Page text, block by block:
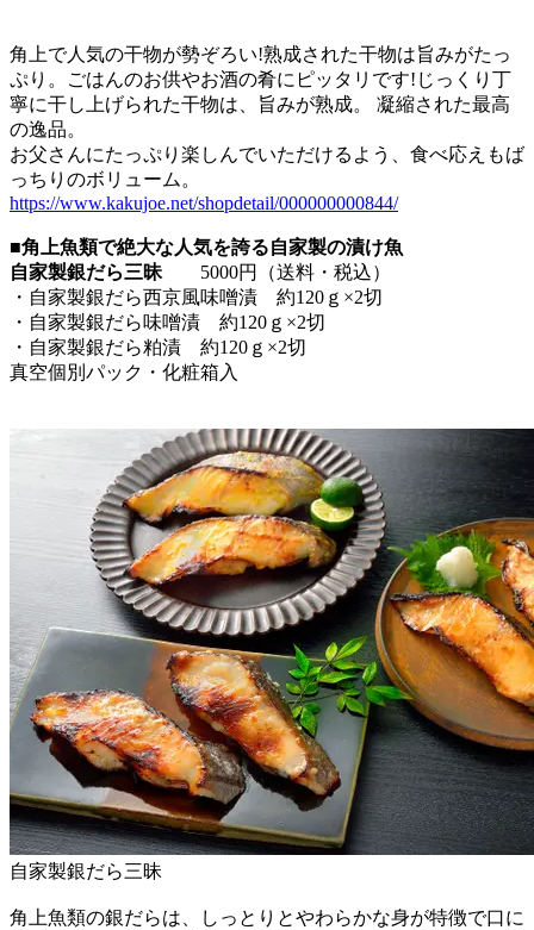
角上で人気の干物が勢ぞろい!熟成された干物は旨みがたっ
ぷり。ごはんのお供やお酒の肴にピッタリです!じっくり丁
寧に干し上げられた干物は、旨みが熟成。 凝縮された最高
の逸品。
お父さんにたっぷり楽しんでいただけるよう、食べ応えもば
っちりのボリューム。
https://www.kakujoe.net/shopdetail/000000000844/
■角上魚類で絶大な人気を誇る自家製の漬け魚
自家製銀だら三昧 5000円（送料・税込）
・自家製銀だら西京風味噌漬 約120ｇ×2切
・自家製銀だら味噌漬 約120ｇ×2切
・自家製銀だら粕漬 約120ｇ×2切
真空個別パック・化粧箱入
自家製銀だら三昧
角上魚類の銀だらは、しっとりとやわらかな身が特徴で口に